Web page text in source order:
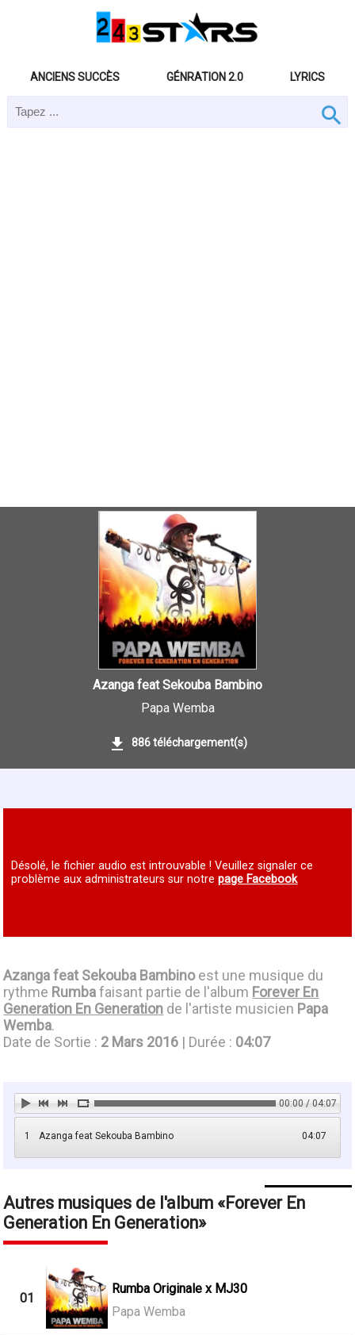
ANCIENS SUCCÈS GÉNRATION 2.0 LYRICS
Azanga feat Sekouba Bambino
Papa Wemba
886 téléchargement(s)
Désolé, le fichier audio est introuvable ! Veuillez signaler ce
problème aux administrateurs sur notrepage Facebook
Azanga feat Sekouba Bambinoest une musique du
rythme Rumbafaisant partie de l'album Forever En
Generation En Generation de l'artiste musicien Papa
Wemba.
Date de Sortie : 2 Mars 2016 | Durée : 04:07
00:00 / 04:07
1 04:07
Azanga feat Sekouba Bambino
Autres musiques de l'album
Forever En
Generation En Generation
01
Rumba Originale x MJ30
Papa Wemba